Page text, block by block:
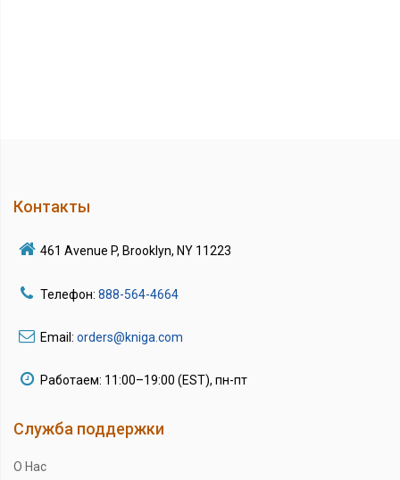
Контакты
461 Avenue P, Brooklyn, NY 11223
Телефон: 888-564-4664
Email: orders@kniga.com
Работаем: 11:00–19:00 (EST), пн-пт
Служба поддержки
О Нас